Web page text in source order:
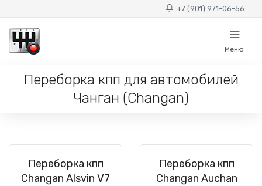
+7 (901) 971-06-56
Меню
Переборка кпп для автомобилей
Чанган (Changan)
Переборка кпп
Changan Alsvin V7
Переборка кпп
Changan Auchan